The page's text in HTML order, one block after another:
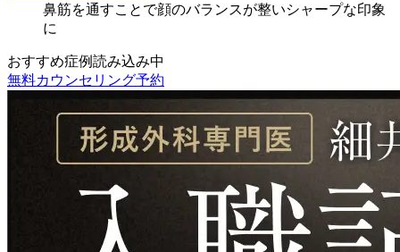
鼻筋を通すことで顔のバランスが整いシャープな印象
に
おすすめ症例読み込み中
無料カウンセリング予約